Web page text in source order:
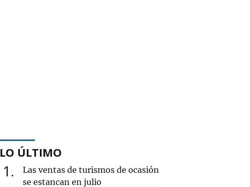
LO ÚLTIMO
1
Las ventas de turismos de ocasión
se estancan en julio